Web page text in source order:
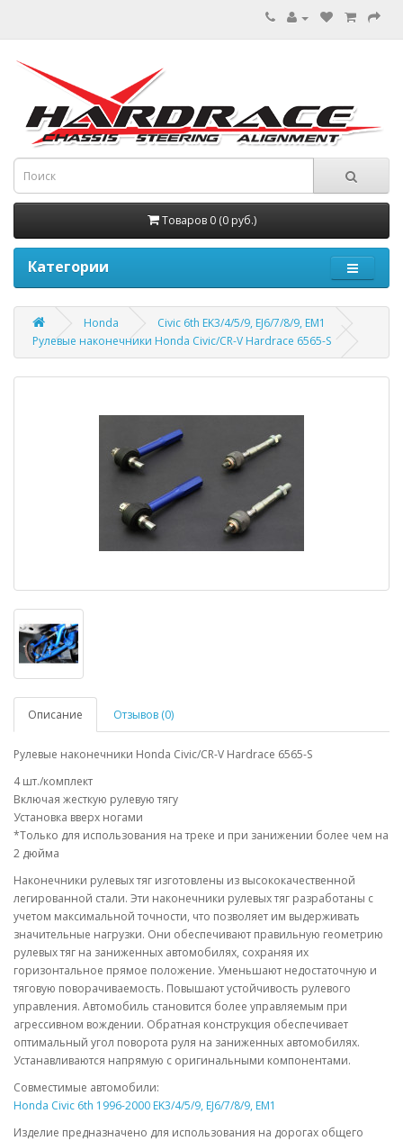
Товаров 0 (0 руб.)
Категории
Honda
Civic 6th EK3/4/5/9, EJ6/7/8/9, EM1
Рулевые наконечники Honda Civic/CR-V Hardrace 6565-S
Описание Отзывов (0)
Рулевые наконечники Honda Civic/CR-V Hardrace 6565-S
4 шт./комплект
Включая жесткую рулевую тягу
Установка вверх ногами
*Только для использования на треке и при занижении более чем на
2 дюйма
Наконечники рулевых тяг изготовлены из высококачественной
легированной стали. Эти наконечники рулевых тяг разработаны с
учетом максимальной точности, что позволяет им выдерживать
значительные нагрузки. Они обеспечивают правильную геометрию
рулевых тяг на заниженных автомобилях, сохраняя их
горизонтальное прямое положение. Уменьшают недостаточную и
тяговую поворачиваемость. Повышают устойчивость рулевого
управления. Автомобиль становится более управляемым при
агрессивном вождении. Обратная конструкция обеспечивает
оптимальный угол поворота руля на заниженных автомобилях.
Устанавливаются напрямую с оригинальными компонентами.
Совместимые автомобили:
Honda Civic 6th 1996-2000 EK3/4/5/9, EJ6/7/8/9, EM1
Изделие предназначено для использования на дорогах общего